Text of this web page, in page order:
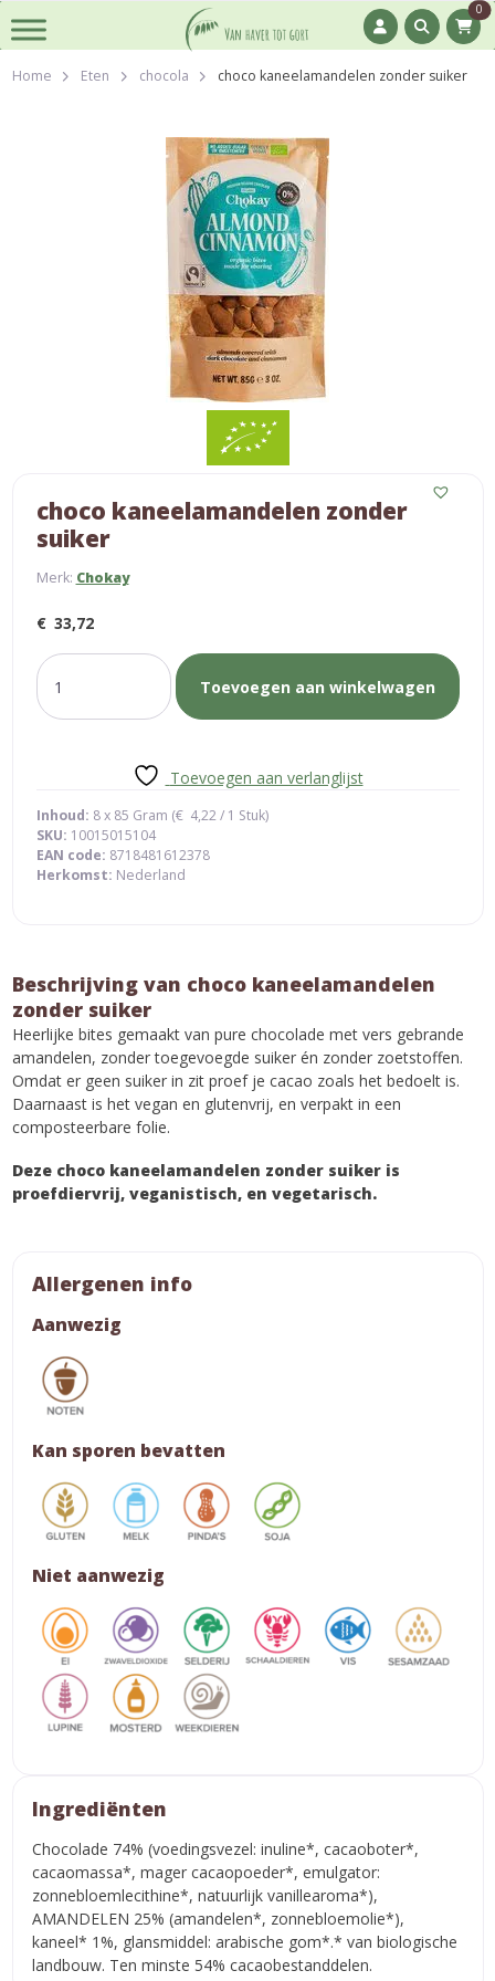
0
Home Eten chocola choco kaneelamandelen zonder suiker
choco kaneelamandelen zonder
suiker
Merk: Chokay
€ 33,72
choco
kaneelamandelen
zonder
Toevoegen aan winkelwagen
Toevoegen aan verlanglijst
Inhoud: 8 x 85 Gram (€ 4,22/ 1 Stuk)
SKU: 10015015104
EAN code: 8718481612378
Herkomst: Nederland
Beschrijving van choco kaneelamandelen
zonder suiker
Heerlijke bites gemaakt van pure chocolade met vers gebrande
amandelen, zonder toegevoegde suiker én zonder zoetstoffen.
Omdat er geen suiker in zit proef je cacao zoals het bedoelt is.
Daarnaast is het vegan en glutenvrij, en verpakt in een
composteerbare folie.
Deze choco kaneelamandelen zonder suiker is
proefdiervrij, veganistisch, en vegetarisch.
Allergenen info
Aanwezig
Kan sporen bevatten
Niet aanwezig
Ingrediënten
Chocolade 74% (voedingsvezel: inuline*, cacaoboter*,
cacaomassa*, mager cacaopoeder*, emulgator:
zonnebloemlecithine*, natuurlijk vanillearoma*),
AMANDELEN 25% (amandelen*, zonnebloemolie*),
kaneel* 1%, glansmiddel: arabische gom*.* van biologische
landbouw. Ten minste 54% cacaobestanddelen.